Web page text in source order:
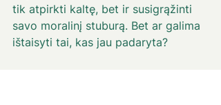
tik atpirkti kaltę, bet ir susigrąžinti
savo moralinį stuburą. Bet ar galima
ištaisyti tai, kas jau padaryta?